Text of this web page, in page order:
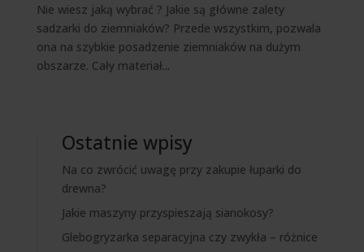
Nie wiesz jaką wybrać ? Jakie są główne zalety
sadzarki do ziemniaków? Przede wszystkim, pozwala
ona na szybkie posadzenie ziemniaków na dużym
obszarze. Cały materiał...
Ostatnie wpisy
Na co zwrócić uwagę przy zakupie łuparki do
drewna?
Jakie maszyny przyspieszają sianokosy?
Glebogryzarka separacyjna czy zwykła – różnice